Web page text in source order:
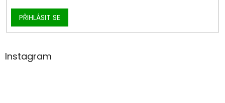
PŘIHLÁSIT SE
Instagram